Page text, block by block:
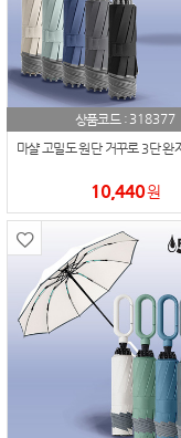
상품코드 : 318377
마샬 고밀도 원단 거꾸로 3단 완
10,440원